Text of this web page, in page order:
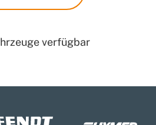
verfügbar